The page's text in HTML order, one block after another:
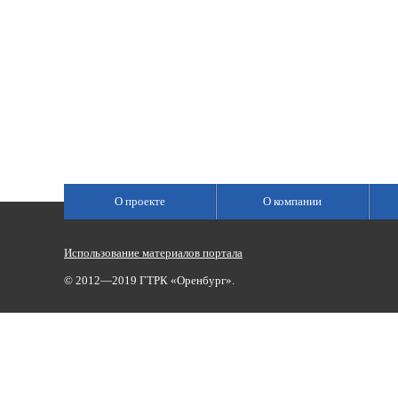
О проекте О компании
Использование материалов портала
© 2012—2019 ГТРК «Оренбург».
Сетевое издание «Государственный Интернет-Канал «Россия»